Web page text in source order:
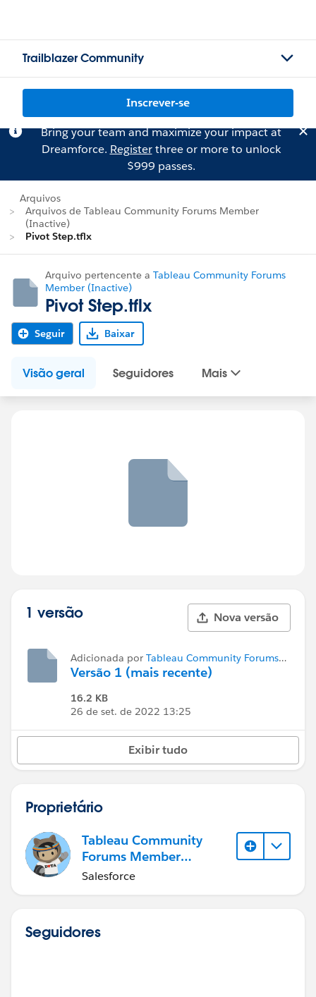
Trailblazer Community
Inscrever-se
Bring your team and maximize your impact at
Dreamforce. Registerthree or more to unlock
$999 passes.
Arquivos
Arquivos de Tableau Community Forums Member
(Inactive)
Pivot Step.tflx
Arquivo pertencente a Tableau Community Forums
Member (Inactive)
Pivot Step.tflx
Seguir Baixar
Visão geral Seguidores Mais
1 versão Nova versão
Adicionada por Tableau Community Forums
Member (Inactive)
Versão 1 (mais recente)
16.2 KB
26 de set. de 2022 13:25
Exibir tudo
Proprietário
Tableau Community
Forums Member
(Inactive)
Salesforce
Seguidores